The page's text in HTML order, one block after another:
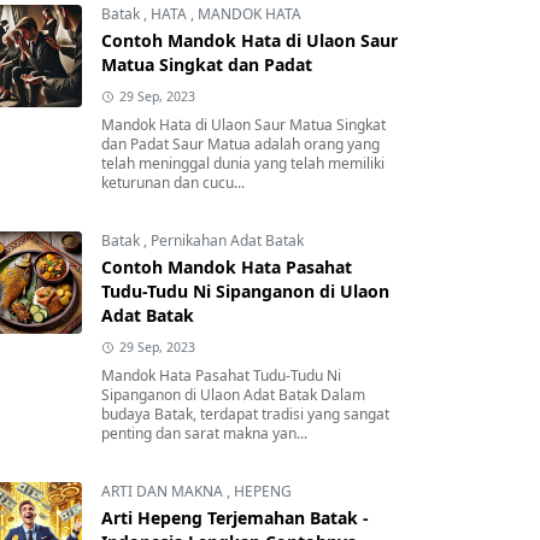
Batak , HATA , MANDOK HATA
Contoh Mandok Hata di Ulaon Saur
Matua Singkat dan Padat
29 Sep, 2023
Mandok Hata di Ulaon Saur Matua Singkat
dan Padat Saur Matua adalah orang yang
telah meninggal dunia yang telah memiliki
keturunan dan cucu...
Batak , Pernikahan Adat Batak
Contoh Mandok Hata Pasahat
Tudu-Tudu Ni Sipanganon di Ulaon
Adat Batak
29 Sep, 2023
Mandok Hata Pasahat Tudu-Tudu Ni
Sipanganon di Ulaon Adat Batak Dalam
budaya Batak, terdapat tradisi yang sangat
penting dan sarat makna yan...
ARTI DAN MAKNA , HEPENG
Arti Hepeng Terjemahan Batak -